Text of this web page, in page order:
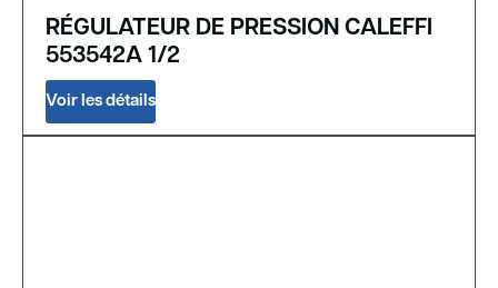
RÉGULATEUR DE PRESSION CALEFFI
553542A 1/2
Voir les détails